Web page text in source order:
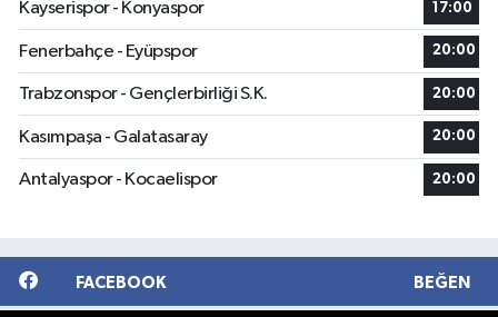
Kayserispor - Konyaspor
17:00
Fenerbahçe - Eyüpspor 20:00
Trabzonspor - Gençlerbirliği S.K. 20:00
Kasımpaşa - Galatasaray 20:00
Antalyaspor - Kocaelispor 20:00
FACEBOOK BEĞEN